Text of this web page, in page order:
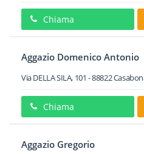
Chiama
Aggazio Domenico Antonio
Via DELLA SILA, 101 -88822
Chiama
Aggazio Gregorio